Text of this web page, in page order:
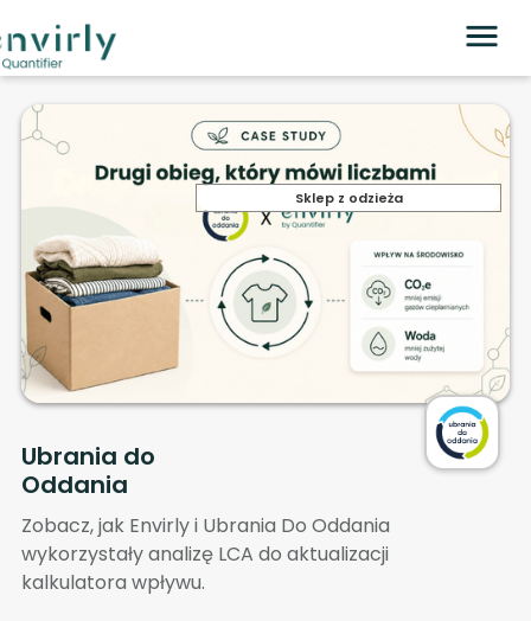
Sklep z odzieża
Ubrania do
Oddania
Zobacz, jak Envirly i Ubrania Do Oddania
wykorzystały analizę LCA do aktualizacji
kalkulatora wpływu.